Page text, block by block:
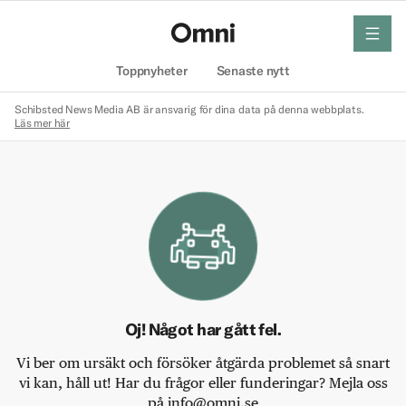
Toppnyheter Senaste nytt
meny
Schibsted News Media AB är ansvarig för dina data på denna webbplats.
Läs mer här
Oj! Något har gått fel.
Vi ber om ursäkt och försöker åtgärda problemet så snart
vi kan, håll ut! Har du frågor eller funderingar? Mejla oss